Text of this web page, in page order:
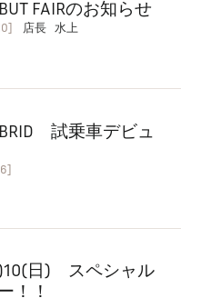
FAIRのお知らせ
店長 水上
試乗車デビュ
日) スペシャル
！！